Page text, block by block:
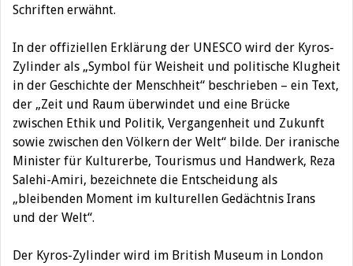
Schriften erwähnt.
In der offiziellen Erklärung der UNESCO wird der Kyros-
Zylinder als „Symbol für Weisheit und politische Klugheit
in der Geschichte der Menschheit“ beschrieben – ein Text,
der „Zeit und Raum überwindet und eine Brücke
zwischen Ethik und Politik, Vergangenheit und Zukunft
sowie zwischen den Völkern der Welt“ bilde. Der iranische
Minister für Kulturerbe, Tourismus und Handwerk, Reza
Salehi-Amiri, bezeichnete die Entscheidung als
„bleibenden Moment im kulturellen Gedächtnis Irans
und der Welt“.
Der Kyros-Zylinder wird im British Museum in London